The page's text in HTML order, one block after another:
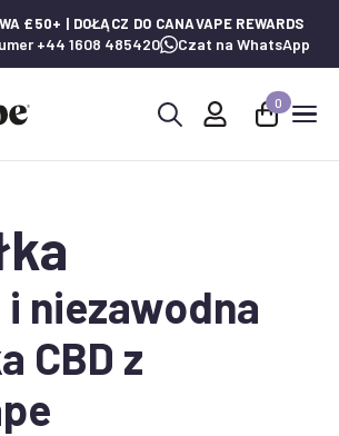
£50+ | DOŁĄCZ DO CANAVAPE REWARDS
+44 1608 485420 Czat na WhatsApp
0
i niezawodna
CBD z